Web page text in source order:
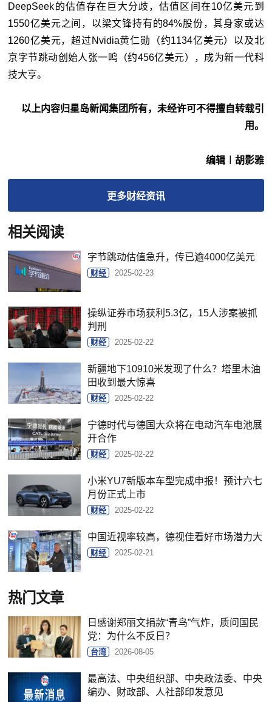
DeepSeek的估值存在巨大分歧，估值区间在10亿美元到
1550亿美元之间，以梁文锋持有的84%股份，其身家或达
1260亿美元，超过Nvidia黄仁勋（约1134亿美元）以及北
京字节跳动创始人张一鸣（约456亿美元），成为新一代科
技大亨。
以上内容归星岛新闻集团所有，未经许可不得擅自转载引
用。
编辑︱胡影雅
更多财经资讯
相关阅读
字节跳动估值急升，传已逾4000亿美元
财经 2025-02-23
操纵证券市场获利5.3亿，15人涉案被抓
判刑
财经 2025-02-22
新疆地下10910米发现了什么？塔里木油
田收到最大惊喜
财经 2025-02-22
宁德时代与德国大众将在电动汽车电池展
开合作
财经 2025-02-22
小米YU7新版本车型完成申报！预计六七
月份正式上市
财经 2025-02-22
中国近视率较高，德视佳看好市场潜力大
财经 2025-02-21
热门文章
日感谢郑丽文捐款“青鸟”气炸，质问国民
党：为什么不反日？
台湾 2026-08-05
最高法、中央组织部、中央政法委、中央
编办、财政部、人社部印发意见